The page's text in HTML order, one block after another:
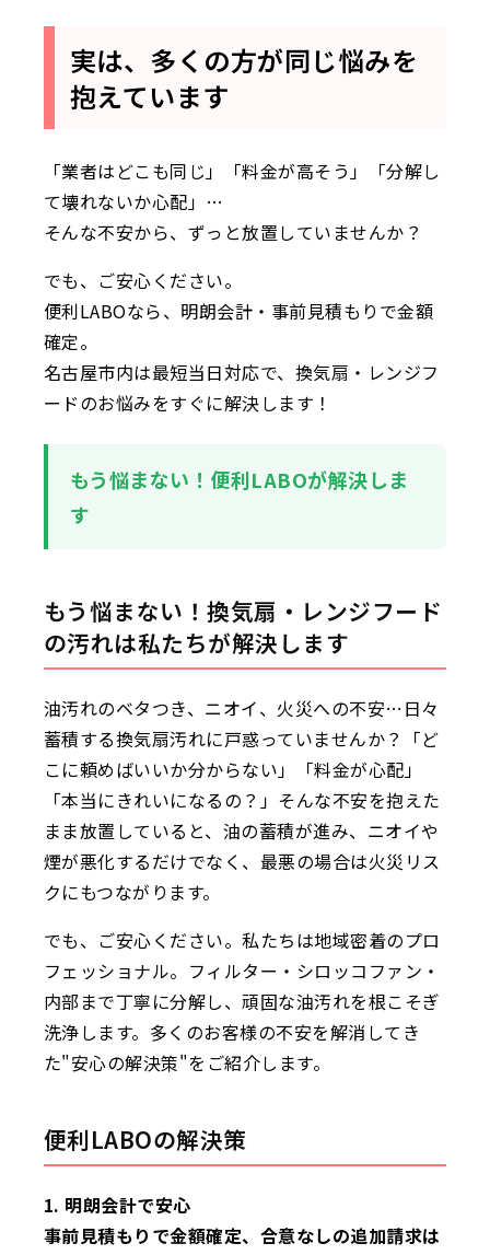
実は、多くの方が同じ悩みを
抱えています
「業者はどこも同じ」「料金が高そう」「分解し
て壊れないか心配」…
そんな不安から、ずっと放置していませんか？
でも、ご安心ください。
便利LABOなら、明朗会計・事前見積もりで金額
確定。
名古屋市内は最短当日対応で、換気扇・レンジフ
ードのお悩みをすぐに解決します！
もう悩まない！便利LABOが解決しま
す
もう悩まない！換気扇・レンジフード
の汚れは私たちが解決します
油汚れのベタつき、ニオイ、火災への不安…日々
蓄積する換気扇汚れに戸惑っていませんか？「ど
こに頼めばいいか分からない」「料金が心配」
「本当にきれいになるの？」そんな不安を抱えた
まま放置していると、油の蓄積が進み、ニオイや
煙が悪化するだけでなく、最悪の場合は火災リス
クにもつながります。
でも、ご安心ください。私たちは地域密着のプロ
フェッショナル。フィルター・シロッコファン・
内部まで丁寧に分解し、頑固な油汚れを根こそぎ
洗浄します。多くのお客様の不安を解消してき
た"安心の解決策"をご紹介します。
便利LABOの解決策
1. 明朗会計で安心
事前見積もりで金額確定、合意なしの追加請求は